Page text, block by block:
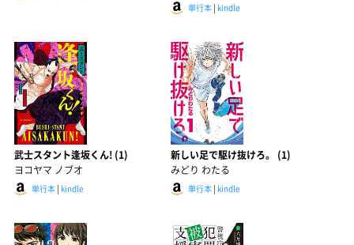
単行本| kindle
武士スタント逢坂くん! (1)
ヨコヤマ ノブオ
単行本 | kindle
新しい足で駆け抜けろ。 (1)
みどり わたる
単行本| kindle